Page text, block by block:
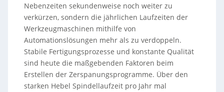
Nebenzeiten sekundenweise noch weiter zu
verkürzen, sondern die jährlichen Laufzeiten der
Werkzeugmaschinen mithilfe von
Automationslösungen mehr als zu verdoppeln.
Stabile Fertigungsprozesse und konstante Qualität
sind heute die maßgebenden Faktoren beim
Erstellen der Zerspanungsprogramme. Über den
starken Hebel Spindellaufzeit pro Jahr mal